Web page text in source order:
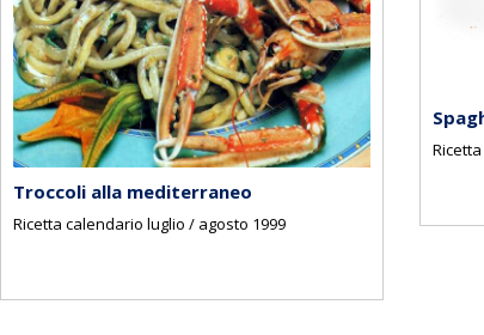
Troccoli alla mediterraneo
Ricetta calendario luglio / agosto 1999